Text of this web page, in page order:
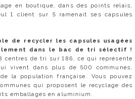
en boutique, dans des points relais,
1 client sur 5 ramenait ses capsules
de recycler les capsules usagées
dans le bac de tri sélectif !
centres de tri sur 186, ce qui représente
vivent dans plus de 500 communes,
la population française. Vous pouvez
qui proposent le recyclage des
emballages en aluminium.